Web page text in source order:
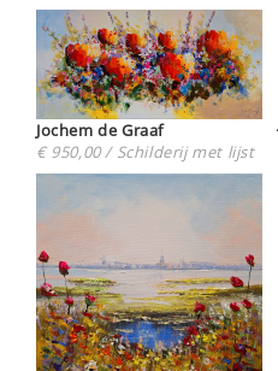
Jochem de Graaf
€ 950,00 / Schilderij met lijst